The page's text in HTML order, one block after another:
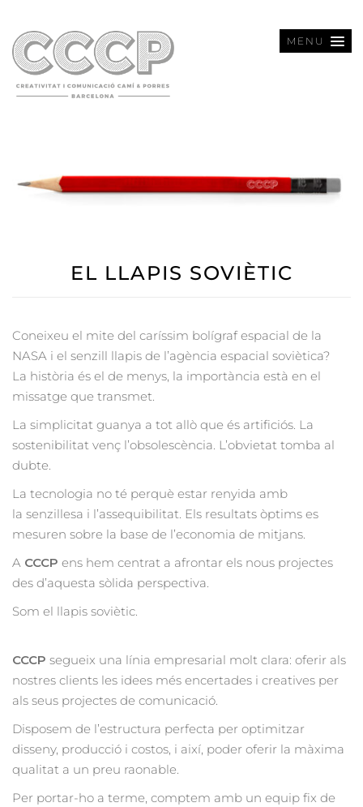
MENU
EL LLAPIS SOVIÈTIC
Coneixeu el mite del caríssim bolígraf espacial de la
NASA i el senzill llapis de l’agència espacial soviètica?
La història és el de menys, la importància està en el
missatge que transmet.
La simplicitat guanya a tot allò que és artificiós. La
sostenibilitat venç l’obsolescència. L’obvietat tomba al
dubte.
La tecnologia no té perquè estar renyida amb
la senzillesa i l’assequibilitat. Els resultats òptims es
mesuren sobre la base de l’economia de mitjans.
A CCCP ens hem centrat a afrontar els nous projectes
des d’aquesta sòlida perspectiva.
Som el llapis soviètic.
CCCP segueix una línia empresarial molt clara: oferir als
nostres clients les idees més encertades i creatives per
als seus projectes de comunicació.
Disposem de l’estructura perfecta per optimitzar
disseny, producció i costos, i així, poder oferir la màxima
qualitat a un preu raonable.
Per portar-ho a terme, comptem amb un equip fix de